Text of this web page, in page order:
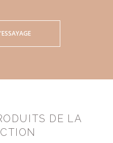
DE LA